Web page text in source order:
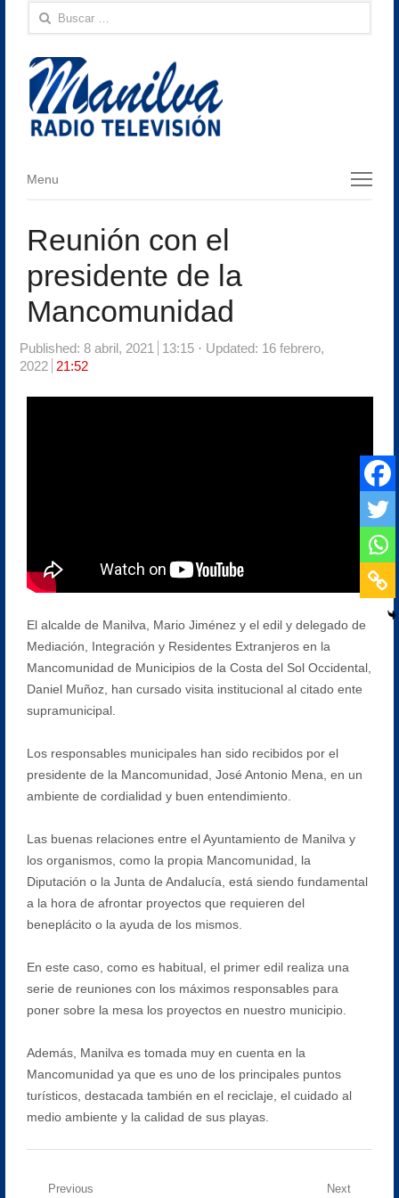
Buscar:
Menu
Menu
Reunión con el
presidente de la
Mancomunidad
Published: 8 abril, 2021 13:15
Updated: 16 febrero,
2022
21:52
El alcalde de Manilva, Mario Jiménez y el edil y delegado de
Mediación, Integración y Residentes Extranjeros en la
Mancomunidad de Municipios de la Costa del Sol Occidental,
Daniel Muñoz, han cursado visita institucional al citado ente
supramunicipal.
Los responsables municipales han sido recibidos por el
presidente de la Mancomunidad, José Antonio Mena, en un
ambiente de cordialidad y buen entendimiento.
Las buenas relaciones entre el Ayuntamiento de Manilva y
los organismos, como la propia Mancomunidad, la
Diputación o la Junta de Andalucía, está siendo fundamental
a la hora de afrontar proyectos que requieren del
beneplácito o la ayuda de los mismos.
En este caso, como es habitual, el primer edil realiza una
serie de reuniones con los máximos responsables para
poner sobre la mesa los proyectos en nuestro municipio.
Además, Manilva es tomada muy en cuenta en la
Mancomunidad ya que es uno de los principales puntos
turísticos, destacada también en el reciclaje, el cuidado al
medio ambiente y la calidad de sus playas.
Navegación
Previous Next